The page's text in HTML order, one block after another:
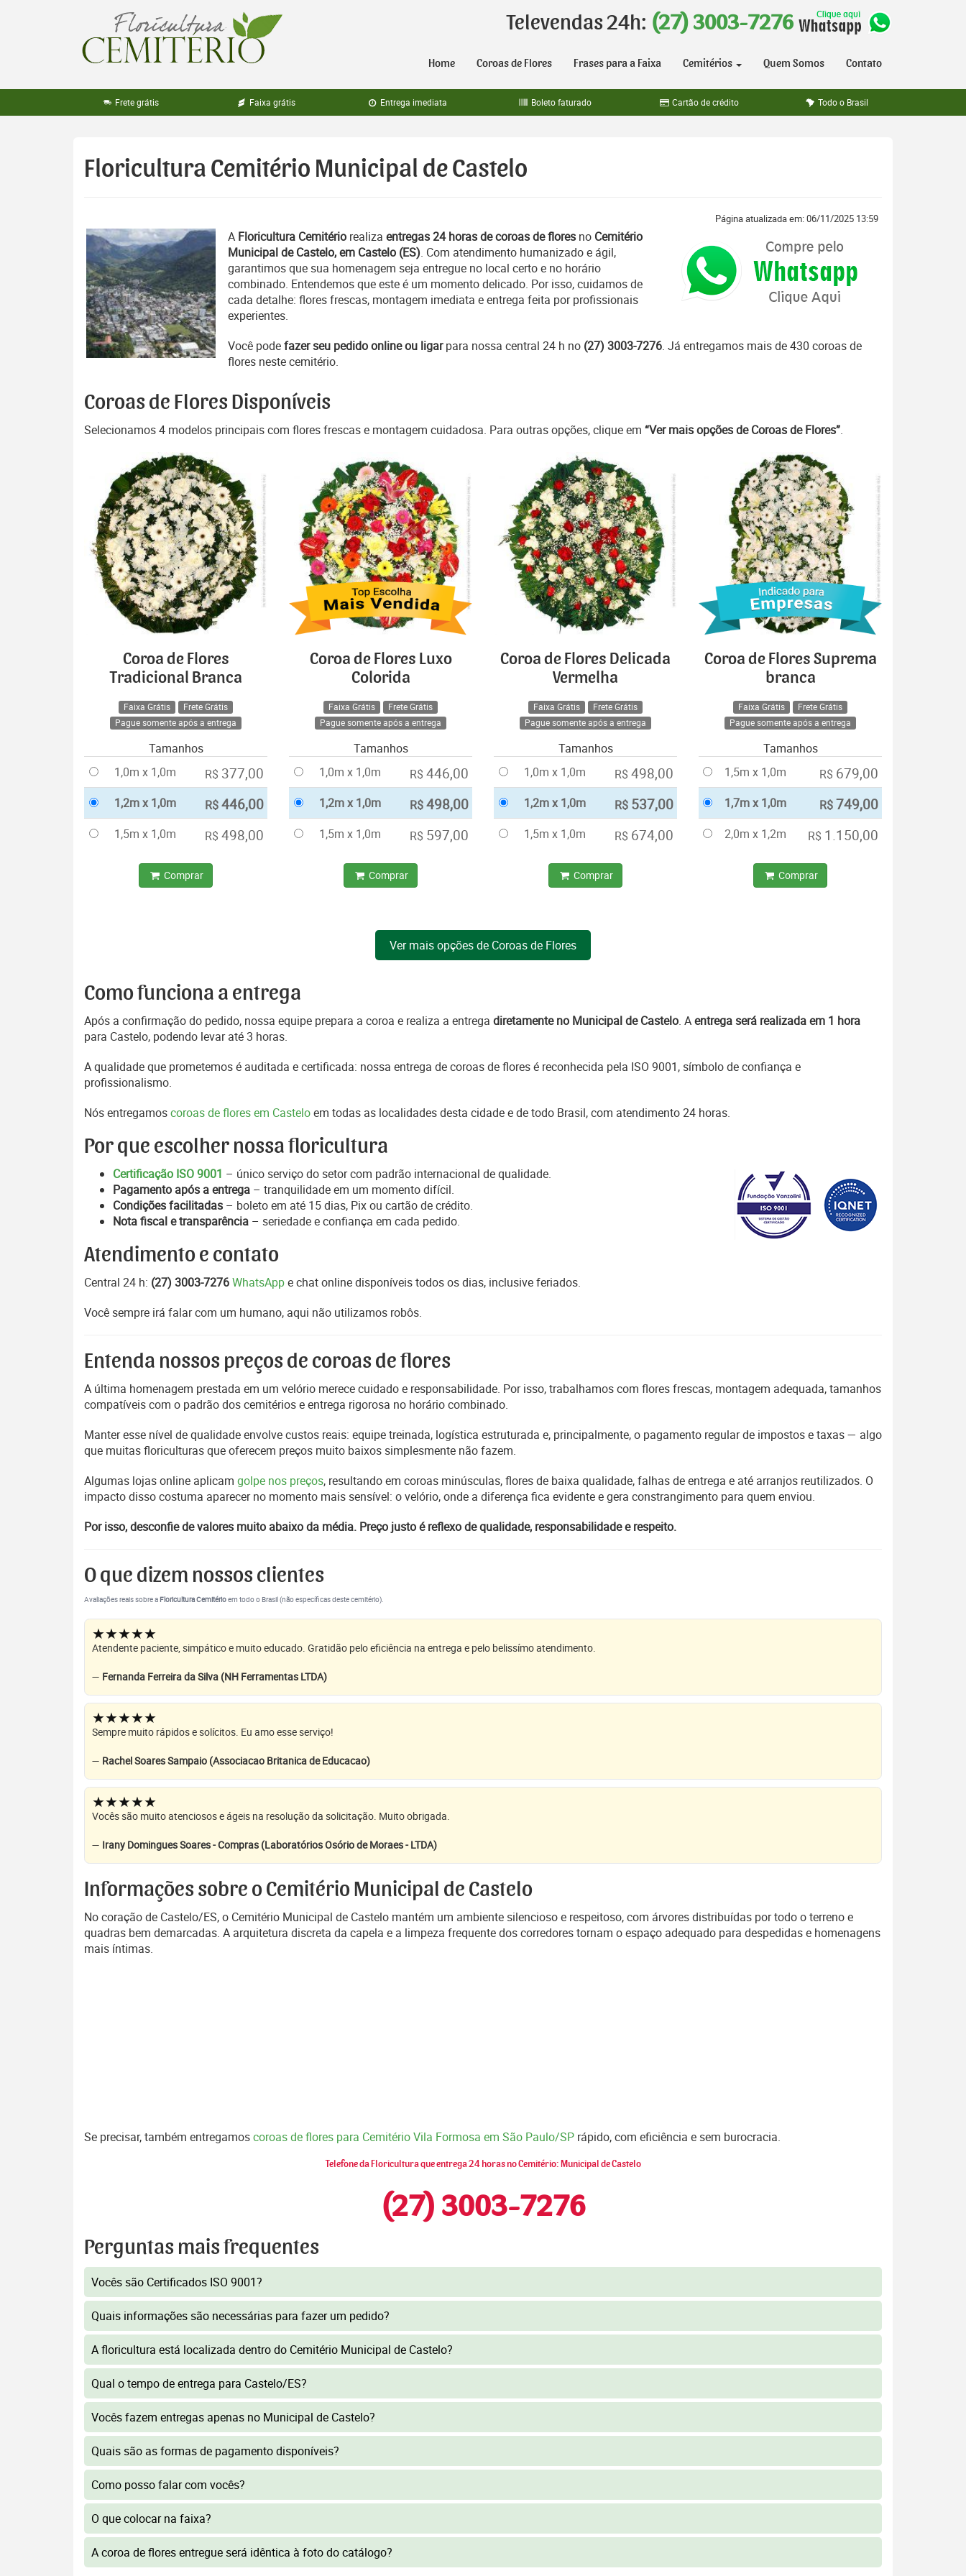
Televendas 24h: (27) 3003-7276
Home Coroas de Flores Frases para a Faixa Cemitérios Quem Somos Contato
Frete grátis Faixa grátis Entrega imediata Boleto faturado Cartão de crédito Todo o Brasil
Floricultura Cemitério Municipal de Castelo
Página atualizada em: 06/11/2025 13:59
A Floricultura Cemitério realiza entregas 24 horas de coroas de flores no Cemitério
Municipal de Castelo, em Castelo (ES). Com atendimento humanizado e ágil,
garantimos que sua homenagem seja entregue no local certo e no horário
combinado. Entendemos que este é um momento delicado. Por isso, cuidamos de
cada detalhe: flores frescas, montagem imediata e entrega feita por profissionais
experientes.
Você podefazer seu pedido online ou ligarpara nossa central 24 h no (27) 3003-7276. Já entregamos mais de 430 coroas de
flores neste cemitério.
Coroas de Flores Disponíveis
Selecionamos 4 modelos principais com flores frescas e montagem cuidadosa. Para outras opções, clique em “Ver mais opções de Coroas de Flores”.
Coroa de Flores
Tradicional Branca
Faixa Grátis
Frete Grátis
Pague somente após a entrega
Tamanhos
1,0m x 1,0m
R$ 377,00
1,2m x 1,0m R$446,00
1,5m x 1,0m R$ 498,00
Comprar
Coroa de Flores Luxo
Colorida
Faixa Grátis
Frete Grátis
Pague somente após a entrega
Tamanhos
1,0m x 1,0m
R$ 446,00
1,2m x 1,0m R$498,00
1,5m x 1,0m R$ 597,00
Comprar
Coroa de Flores Delicada
Vermelha
Faixa Grátis
Frete Grátis
Pague somente após a entrega
Tamanhos
1,0m x 1,0m
R$ 498,00
1,2m x 1,0m R$ 537,00
1,5m x 1,0m R$ 674,00
Comprar
Coroa de Flores Suprema
branca
Faixa Grátis
Frete Grátis
Pague somente após a entrega
Tamanhos
1,5m x 1,0m
R$ 679,00
1,7m x 1,0m R$749,00
2,0m x 1,2m R$ 1.150,00
Comprar
Ver mais opções de Coroas de Flores
Como funciona a entrega
Após a confirmação do pedido, nossa equipe prepara a coroa e realiza a entrega diretamente no Municipal de Castelo. Aentrega será realizada em 1 hora
para Castelo, podendo levar até 3 horas.
A qualidade que prometemos é auditada e certificada: nossa entrega de coroas de flores é reconhecida pela ISO 9001, símbolo de confiança e
profissionalismo.
Nós entregamoscoroas de flores em Casteloem todas as localidades desta cidade e de todo Brasil, com atendimento 24 horas.
Por que escolher nossa floricultura
Certificação ISO 9001 – único serviço do setor com padrão internacional de qualidade.
Pagamento após a entrega – tranquilidade em um momento difícil.
Condições facilitadas – boleto em até 15 dias, Pix ou cartão de crédito.
Nota fiscal e transparência – seriedade e confiança em cada pedido.
Atendimento e contato
Central 24 h: (27) 3003-7276WhatsAppe chat online disponíveis todos os dias, inclusive feriados.
Você sempre irá falar com um humano, aqui não utilizamos robôs.
Entenda nossos preços de coroas de flores
A última homenagem prestada em um velório merece cuidado e responsabilidade. Por isso, trabalhamos com flores frescas, montagem adequada, tamanhos
compatíveis com o padrão dos cemitérios e entrega rigorosa no horário combinado.
Manter esse nível de qualidade envolve custos reais: equipe treinada, logística estruturada e, principalmente, o pagamento regular de impostos e taxas — algo
que muitas floriculturas que oferecem preços muito baixos simplesmente não fazem.
Algumas lojas online aplicam golpe nos preços, resultando em coroas minúsculas, flores de baixa qualidade, falhas de entrega e até arranjos reutilizados. O
impacto disso costuma aparecer no momento mais sensível: o velório, onde a diferença fica evidente e gera constrangimento para quem enviou.
Por isso, desconfie de valores muito abaixo da média. Preço justo é reflexo de qualidade, responsabilidade e respeito.
O que dizem nossos clientes
Avaliações reais sobre aFloricultura Cemitérioem todo o Brasil (não específicas deste cemitério).
★★★★★
Atendente paciente, simpático e muito educado. Gratidão pelo eficiência na entrega e pelo belissímo atendimento.
— Fernanda Ferreira da Silva (NH Ferramentas LTDA)
★★★★★
Sempre muito rápidos e solícitos. Eu amo esse serviço!
— Rachel Soares Sampaio (Associacao Britanica de Educacao)
★★★★★
Vocês são muito atenciosos e ágeis na resolução da solicitação. Muito obrigada.
— Irany Domingues Soares - Compras (Laboratórios Osório de Moraes - LTDA)
Informações sobre o Cemitério Municipal de Castelo
No coração de Castelo/ES, o Cemitério Municipal de Castelo mantém um ambiente silencioso e respeitoso, com árvores distribuídas por todo o terreno e
quadras bem demarcadas. A arquitetura discreta da capela e a limpeza frequente dos corredores tornam o espaço adequado para despedidas e homenagens
mais íntimas.
Se precisar, também entregamoscoroas de flores para Cemitério Vila Formosa em São Paulo/SP rápido, com eficiência e sem burocracia.
Telefone da Floricultura que entrega 24 horas no Cemitério: Municipal de Castelo
(27) 3003-7276
Perguntas mais frequentes
Vocês são Certificados ISO 9001?
Quais informações são necessárias para fazer um pedido?
A floricultura está localizada dentro do Cemitério Municipal de Castelo?
Qual o tempo de entrega para Castelo/ES?
Vocês fazem entregas apenas no Municipal de Castelo?
Quais são as formas de pagamento disponíveis?
Como posso falar com vocês?
O que colocar na faixa?
A coroa de flores entregue será idêntica à foto do catálogo?